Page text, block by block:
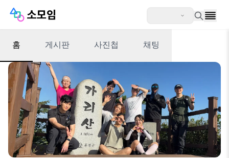
홈 게시판 사진첩 채팅